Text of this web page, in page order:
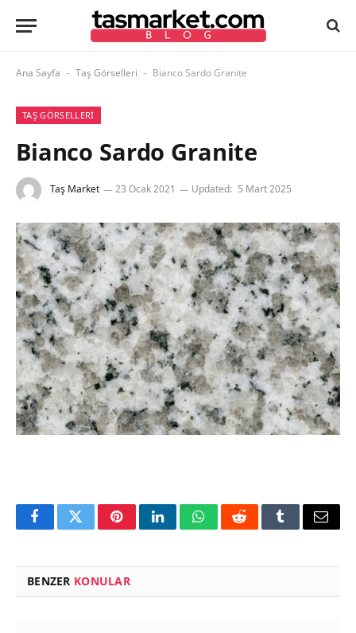
Ana Sayfa - Taş Görselleri - Bianco Sardo Granite
TAŞ GÖRSELLERI
Bianco Sardo Granite
Taş Market 23 Ocak 2021 Updated: 5 Mart 2025
FacebookTwitterPinterestLinkedInWhatsAppRedditTumblrEmail
BENZER KONULAR